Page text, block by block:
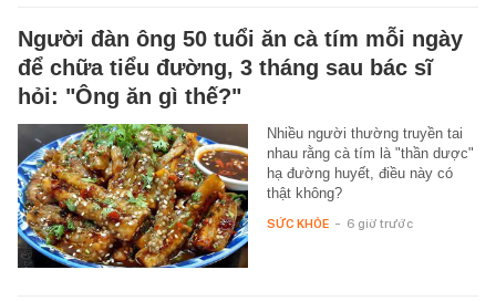
Người đàn ông 50 tuổi ăn cà tím mỗi ngày
để chữa tiểu đường, 3 tháng sau bác sĩ
hỏi: "Ông ăn gì thế?"
Nhiều người thường truyền tai
nhau rằng cà tím là "thần dược"
hạ đường huyết, điều này có
thật không?
SỨC KHỎE - 6 giờ trước